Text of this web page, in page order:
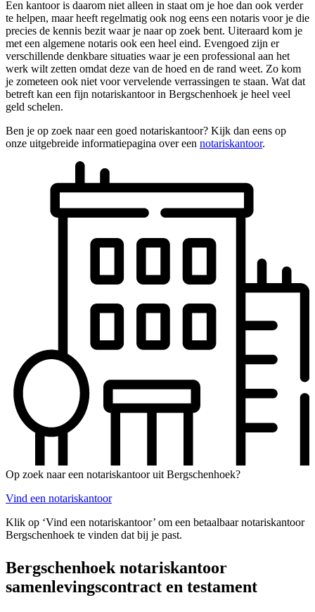
Een kantoor is daarom niet alleen in staat om je hoe dan ook verder
te helpen, maar heeft regelmatig ook nog eens een notaris voor je die
precies de kennis bezit waar je naar op zoek bent. Uiteraard kom je
met een algemene notaris ook een heel eind. Evengoed zijn er
verschillende denkbare situaties waar je een professional aan het
werk wilt zetten omdat deze van de hoed en de rand weet. Zo kom
je zometeen ook niet voor vervelende verrassingen te staan. Wat dat
betreft kan een fijn notariskantoor in Bergschenhoek je heel veel
geld schelen.
Ben je op zoek naar een goed notariskantoor? Kijk dan eens op
onze uitgebreide informatiepagina over een notariskantoor.
Op zoek naar een notariskantoor uit Bergschenhoek?
Vind een notariskantoor
Klik op ‘Vind een notariskantoor’ om een betaalbaar notariskantoor
Bergschenhoek te vinden dat bij je past.
Bergschenhoek notariskantoor
samenlevingscontract en testament